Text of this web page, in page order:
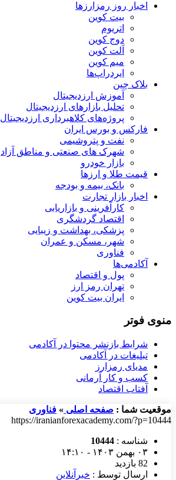
اخبار روز رمزارزها
بیت کوین
اتریوم
دوج کوین
آلت کوین
میم کوین‌
ایردراپ‌ها
بلاک چین
آموزش ارزدیجیتال
تحلیل بازارهای ارزدیجیتال
پروژه‌های کلاهبرداری ارزدیجیتال
فارکس و بورس ایران
نفت و پتروشیمی
شهرک های صنعتی و مناطق آزاد
بازار خودرو
قیمت طلا و ارزها
بانک، بیمه و بودجه
اخبار بازار تجارت
کارآفرینی و بازاریابی
اقتصاد گردشگری
پزشکی، بهداشت و زیبایی
شهر، مسکن و عمران
فناوری
آکادمی‌ها
پول و اقتصاد
تهران رمز ارز
ایران بیت کوین
منوی فوتر
شرایط بازنشر محتوا در آکادمی
تبلیغات در آکادمی
مدیای رمزارز
کسب و کار آرمانی
آفتاب اقتصاد
موقعیت شما : صفحه اصلی » فناوری
https://iranianforexacademy.com/?p=10444
شناسه : 10444
۰۳ بهمن ۱۴۰۳ - ۱۴:۱۰
82 بازدید
ارسال توسط : خبرآنلاین